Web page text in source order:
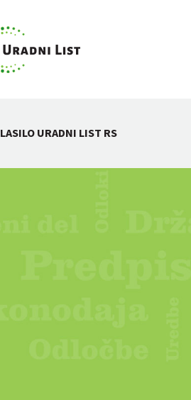
LASILO URADNI LIST RS